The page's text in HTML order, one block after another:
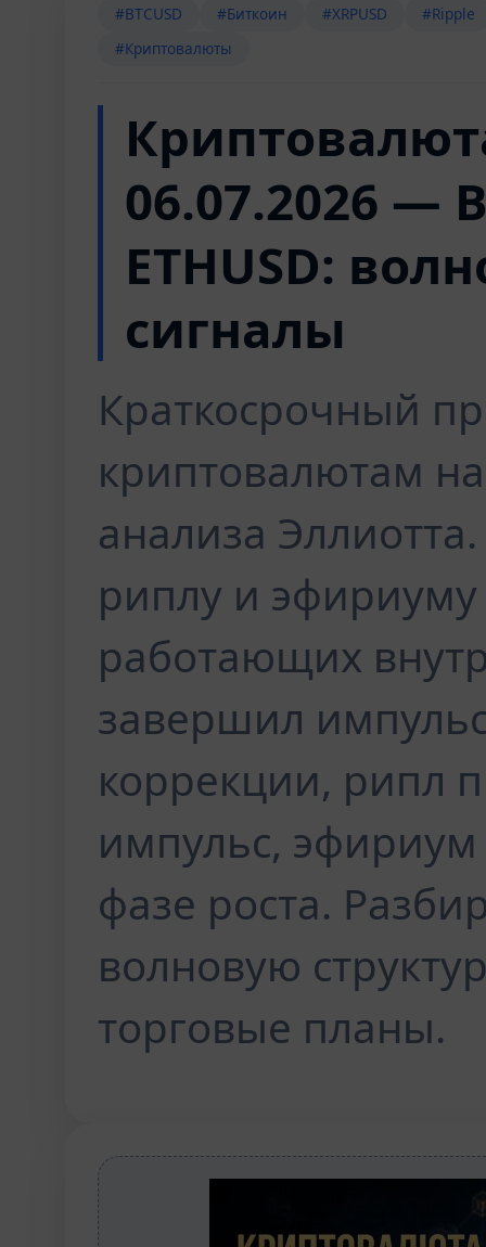
#BTCUSD #Биткоин #XRPUSD
#Ripple
#Криптовалюты
06.07.2026 —
ETHUSD:
сигналы
Краткосрочный
криптовалютам
анализа
риплу и
работающих
завершил
коррекции, рипл
импульс, эфириум
фазе роста.
волновую
торговые планы.